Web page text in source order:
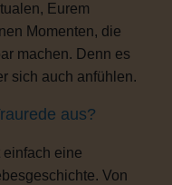
Eurem
Momenten, die
machen. Denn es
sich auch anfühlen.
aus?
einfach eine
Von